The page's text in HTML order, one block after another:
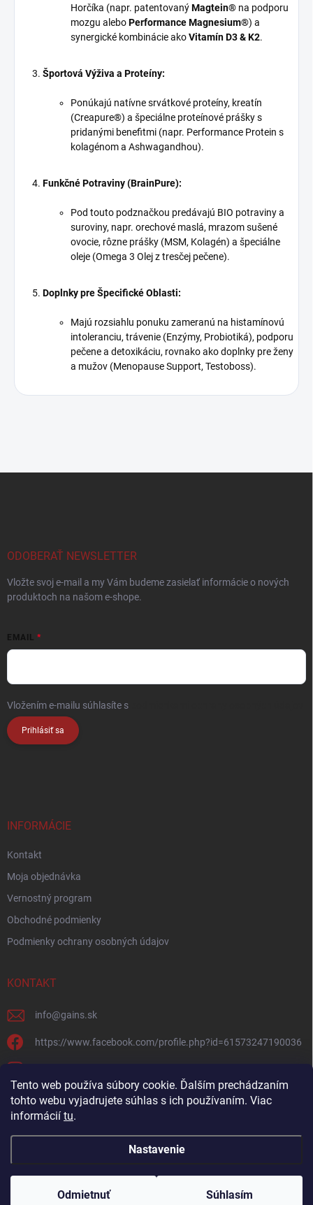
Tento web používa súbory cookie. Ďalším prechádzaním
tohto webu vyjadrujete súhlas s ich používaním. Viac
informácií tu.
Nastavenie
Odmietnuť Súhlasím
Horčíka (napr. patentovanýMagtein® na podporu
mozgu aleboPerformance Magnesium®) a
synergické kombinácie akoVitamín D3 & K2.
Športová Výživa a Proteíny:
Ponúkajú natívne srvátkové proteíny, kreatín
(Creapure®) a špeciálne proteínové prášky s
pridanými benefitmi (napr. Performance Protein s
kolagénom a Ashwagandhou).
Funkčné Potraviny (BrainPure):
Pod touto podznačkou predávajú BIO potraviny a
suroviny, napr. orechové maslá, mrazom sušené
ovocie, rôzne prášky (MSM, Kolagén) a špeciálne
oleje (Omega 3 Olej z tresčej pečene).
Doplnky pre Špecifické Oblasti:
Majú rozsiahlu ponuku zameranú na histamínovú
intoleranciu, trávenie (Enzýmy, Probiotiká), podporu
pečene a detoxikáciu, rovnako ako doplnky pre ženy
a mužov (Menopause Support, Testoboss).
ODOBERAŤ NEWSLETTER
Vložte svoj e-mail a my Vám budeme zasielať informácie o nových
produktoch na našom e-shope.
EMAIL
Vložením e-mailu súhlasíte s
Prihlásiť sa
INFORMÁCIE
Kontakt
Moja objednávka
Vernostný program
Obchodné podmienky
Podmienky ochrany osobných údajov
KONTAKT
info@gains.sk
https://www.facebook.com/profile.php?id=61573247190036
Copyright 2026Gains.sk. Všetky práva vyhradené.Upraviť nastavenie